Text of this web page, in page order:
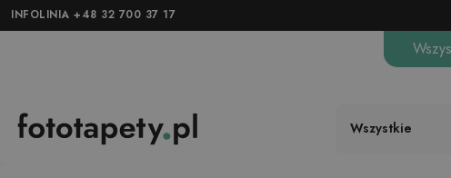
INFOLINIA +48 32 700 37 17
Wszystkie